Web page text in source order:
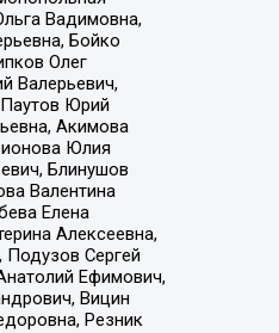
Вадимовна,
Бойко
Олег
Валерьевич,
Юрий
Акимова
Юлия
Блинушов
Валентина
Елена
Алексеевна,
Сергей
Ефимович,
Вицин
Резник